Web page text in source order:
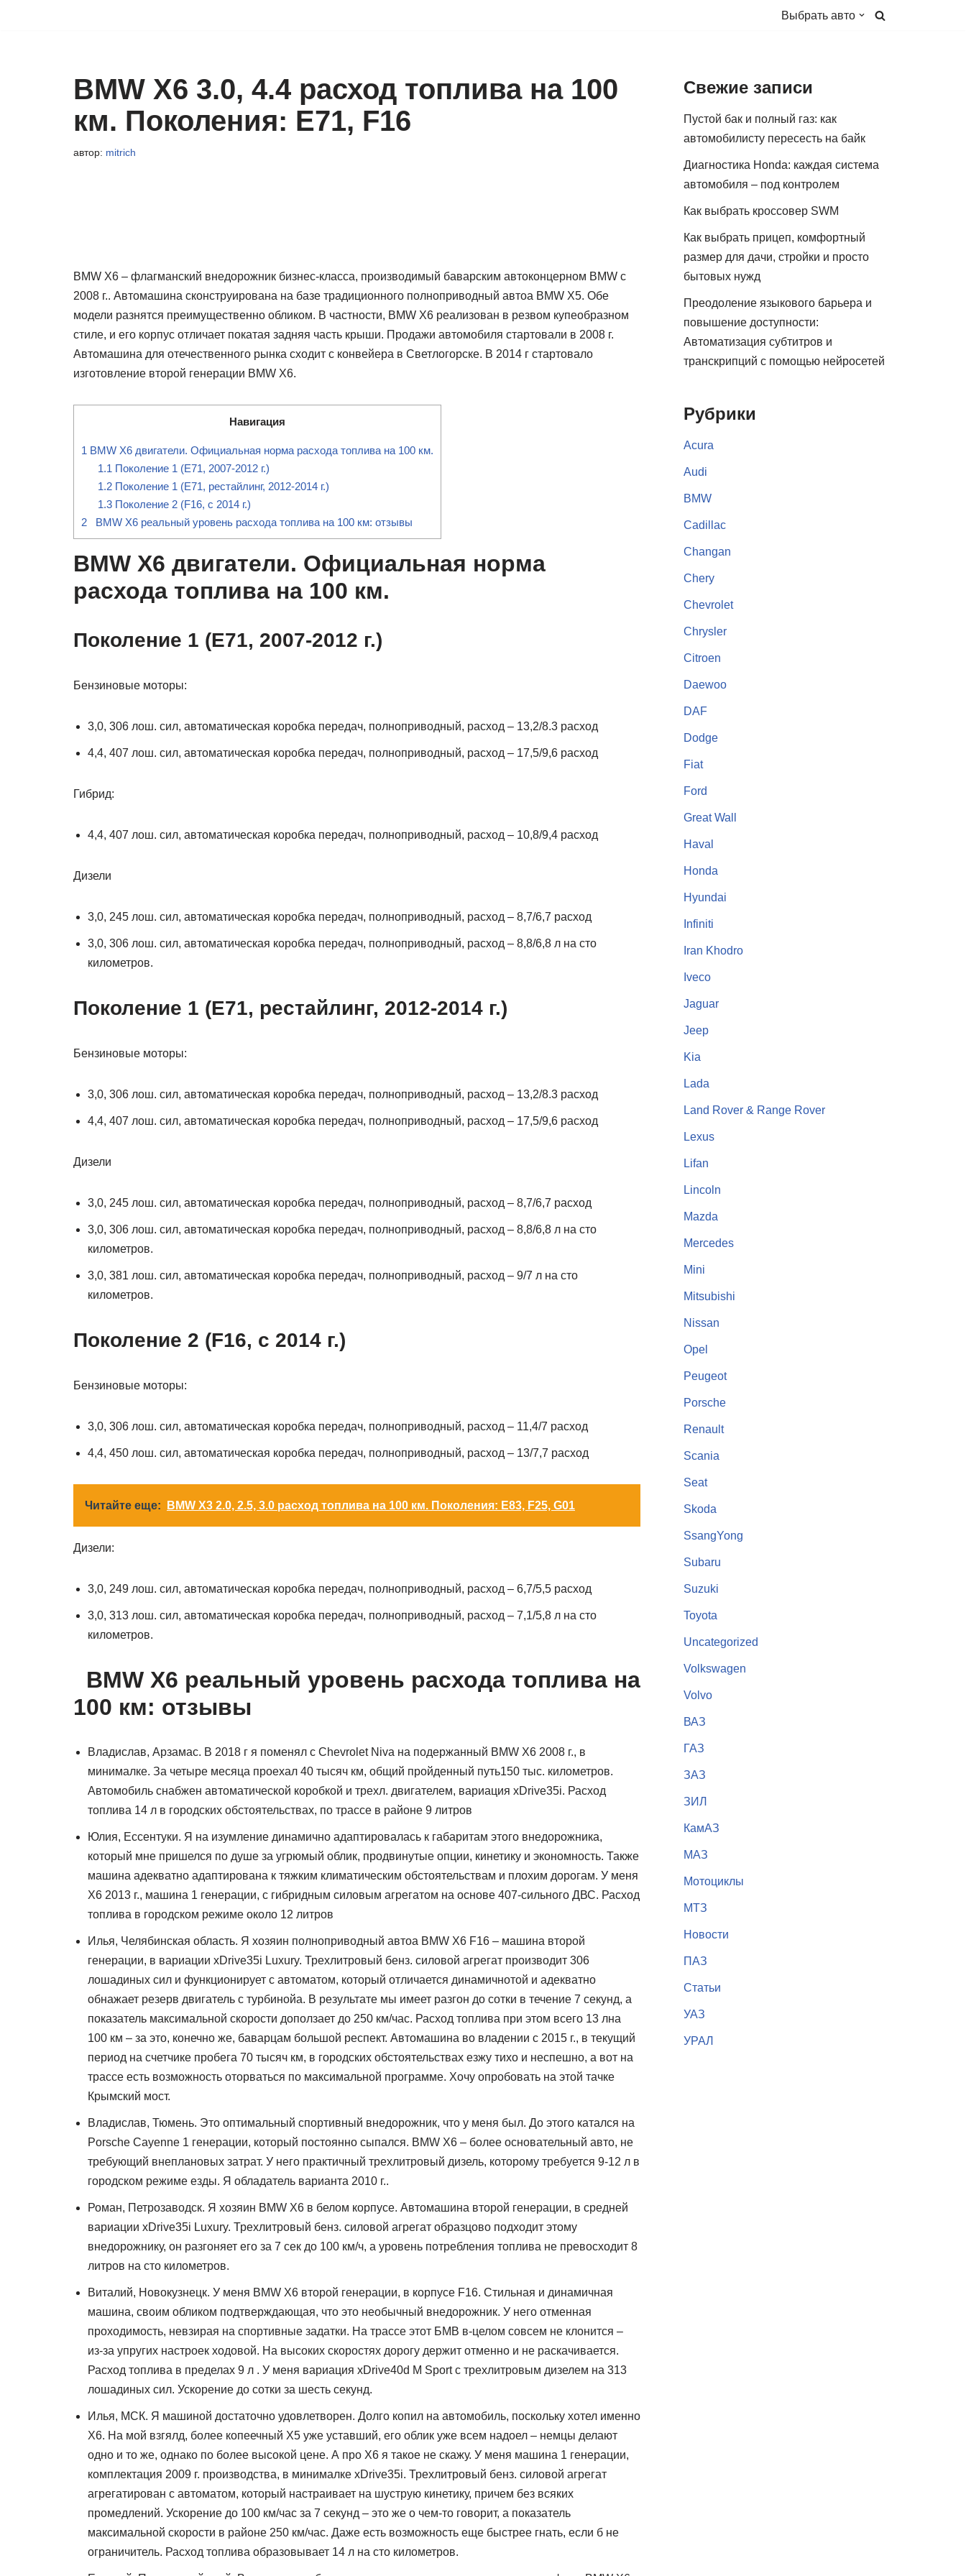
содержимому
Выбрать авто
BMW X6 3.0, 4.4 расход топлива на 100
км. Поколения: Е71, F16
автор: mitrich
BMW X6 – флагманский внедорожник бизнес-класса, производимый баварским автоконцерном BMW с
2008 г.. Автомашина сконструирована на базе традиционного полноприводный автоа BMW X5. Обе
модели разнятся преимущественно обликом. В частности, BMW X6 реализован в резвом купеобразном
стиле, и его корпус отличает покатая задняя часть крыши. Продажи автомобиля стартовали в 2008 г.
Автомашина для отечественного рынка сходит с конвейера в Светлогорске. В 2014 г стартовало
изготовление второй генерации BMW X6.
Навигация
1 BMW X6 двигатели. Официальная норма расхода топлива на 100 км.
1.1 Поколение 1 (Е71, 2007-2012 г.)
1.2Поколение 1 (Е71, рестайлинг, 2012-2014 г.)
1.3Поколение 2 (F16, с 2014 г.)
2 BMW X6 реальный уровень расхода топлива на 100 км: отзывы
BMW X6 двигатели. Официальная норма
расхода топлива на 100 км.
Поколение 1 (Е71, 2007-2012 г.)
Бензиновые моторы:
3,0, 306 лош. сил, автоматическая коробка передач, полноприводный, расход – 13,2/8.3 расход
4,4, 407 лош. сил, автоматическая коробка передач, полноприводный, расход – 17,5/9,6 расход
Гибрид:
4,4, 407 лош. сил, автоматическая коробка передач, полноприводный, расход – 10,8/9,4 расход
Дизели
3,0, 245 лош. сил, автоматическая коробка передач, полноприводный, расход – 8,7/6,7 расход
3,0, 306 лош. сил, автоматическая коробка передач, полноприводный, расход – 8,8/6,8 л на сто
километров.
Поколение 1 (Е71, рестайлинг, 2012-2014 г.)
Бензиновые моторы:
3,0, 306 лош. сил, автоматическая коробка передач, полноприводный, расход – 13,2/8.3 расход
4,4, 407 лош. сил, автоматическая коробка передач, полноприводный, расход – 17,5/9,6 расход
Дизели
3,0, 245 лош. сил, автоматическая коробка передач, полноприводный, расход – 8,7/6,7 расход
3,0, 306 лош. сил, автоматическая коробка передач, полноприводный, расход – 8,8/6,8 л на сто
километров.
3,0, 381 лош. сил, автоматическая коробка передач, полноприводный, расход – 9/7 л на сто
километров.
Поколение 2 (F16, с 2014 г.)
Бензиновые моторы:
3,0, 306 лош. сил, автоматическая коробка передач, полноприводный, расход – 11,4/7 расход
4,4, 450 лош. сил, автоматическая коробка передач, полноприводный, расход – 13/7,7 расход
Читайте еще: BMW X3 2.0, 2.5, 3.0 расход топлива на 100 км. Поколения: Е83, F25, G01
Дизели:
3,0, 249 лош. сил, автоматическая коробка передач, полноприводный, расход – 6,7/5,5 расход
3,0, 313 лош. сил, автоматическая коробка передач, полноприводный, расход – 7,1/5,8 л на сто
километров.
BMW X6 реальный уровень расхода топлива на
100 км: отзывы
Владислав, Арзамас. В 2018 г я поменял с Chevrolet Niva на подержанный BMW X6 2008 г., в
минималке. За четыре месяца проехал 40 тысяч км, общий пройденный путь150 тыс. километров.
Автомобиль снабжен автоматической коробкой и трехл. двигателем, вариация xDrive35i. Расход
топлива 14 л в городских обстоятельствах, по трассе в районе 9 литров
Юлия, Ессентуки. Я на изумление динамично адаптировалась к габаритам этого внедорожника,
который мне пришелся по душе за угрюмый облик, продвинутые опции, кинетику и экономность. Также
машина адекватно адаптирована к тяжким климатическим обстоятельствам и плохим дорогам. У меня
X6 2013 г., машина 1 генерации, с гибридным силовым агрегатом на основе 407-сильного ДВС. Расход
топлива в городском режиме около 12 литров
Илья, Челябинская область. Я хозяин полноприводный автоа BMW X6 F16 – машина второй
генерации, в вариации xDrive35i Luxury. Трехлитровый бенз. силовой агрегат производит 306
лошадиных сил и функционирует с автоматом, который отличается динамичнотой и адекватно
обнажает резерв двигатель с турбинойа. В результате мы имеет разгон до сотки в течение 7 секунд, а
показатель максимальной скорости доползает до 250 км/час. Расход топлива при этом всего 13 лна
100 км – за это, конечно же, баварцам большой респект. Автомашина во владении с 2015 г., в текущий
период на счетчике пробега 70 тысяч км, в городских обстоятельствах езжу тихо и неспешно, а вот на
трассе есть возможность оторваться по максимальной программе. Хочу опробовать на этой тачке
Крымский мост.
Владислав, Тюмень. Это оптимальный спортивный внедорожник, что у меня был. До этого катался на
Porsche Cayenne 1 генерации, который постоянно сыпался. BMW X6 – более основательный авто, не
требующий внеплановых затрат. У него практичный трехлитровый дизель, которому требуется 9-12 л в
городском режиме езды. Я обладатель варианта 2010 г..
Роман, Петрозаводск. Я хозяин BMW X6 в белом корпусе. Автомашина второй генерации, в средней
вариации xDrive35i Luxury. Трехлитровый бенз. силовой агрегат образцово подходит этому
внедорожнику, он разгоняет его за 7 сек до 100 км/ч, а уровень потребления топлива не превосходит 8
литров на сто километров.
Виталий, Новокузнецк. У меня BMW X6 второй генерации, в корпусе F16. Стильная и динамичная
машина, своим обликом подтверждающая, что это необычный внедорожник. У него отменная
проходимость, невзирая на спортивные задатки. На трассе этот БМВ в-целом совсем не клонится –
из-за упругих настроек ходовой. На высоких скоростях дорогу держит отменно и не раскачивается.
Расход топлива в пределах 9 л . У меня вариация xDrive40d M Sport с трехлитровым дизелем на 313
лошадиных сил. Ускорение до сотки за шесть секунд.
Илья, МСК. Я машиной достаточно удовлетворен. Долго копил на автомобиль, поскольку хотел именно
Х6. На мой взгялд, более копеечный Х5 уже уставший, его облик уже всем надоел – немцы делают
одно и то же, однако по более высокой цене. А про X6 я такое не скажу. У меня машина 1 генерации,
комплектация 2009 г. производства, в минималке xDrive35i. Трехлитровый бенз. силовой агрегат
агрегатирован с автоматом, который настраивает на шуструю кинетику, причем без всяких
промедлений. Ускорение до 100 км/час за 7 секунд – это же о чем-то говорит, а показатель
максимальной скорости в районе 250 км/час. Даже есть возможность еще быстрее гнать, если б не
ограничитель. Расход топлива образовывает 14 л на сто километров.
Свежие записи
Пустой бак и полный газ: как
автомобилисту пересесть на байк
Диагностика Honda: каждая система
автомобиля – под контролем
Как выбрать кроссовер SWM
Как выбрать прицеп, комфортный
размер для дачи, стройки и просто
бытовых нужд
Преодоление языкового барьера и
повышение доступности:
Автоматизация субтитров и
транскрипций с помощью нейросетей
Рубрики
Acura
Audi
BMW
Cadillac
Changan
Chery
Chevrolet
Chrysler
Citroen
Daewoo
DAF
Dodge
Fiat
Ford
Great Wall
Haval
Honda
Hyundai
Infiniti
Iran Khodro
Iveco
Jaguar
Jeep
Kia
Lada
Land Rover & Range Rover
Lexus
Lifan
Lincoln
Mazda
Mercedes
Mini
Mitsubishi
Nissan
Opel
Peugeot
Porsche
Renault
Scania
Seat
Skoda
SsangYong
Subaru
Suzuki
Toyota
Uncategorized
Volkswagen
Volvo
ВАЗ
ГАЗ
ЗАЗ
ЗИЛ
КамАЗ
МАЗ
Мотоциклы
МТЗ
Новости
ПАЗ
Статьи
УАЗ
УРАЛ